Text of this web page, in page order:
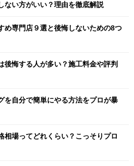
ない方がいい？理由を徹底解説
め専門店９選と後悔しないための8つ
後悔する人が多い？施工料金や評判
を自分で簡単にやる方法をプロが暴
相場ってどれくらい？こっそりプロ